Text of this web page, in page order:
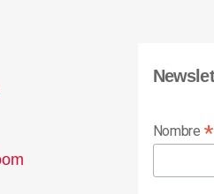
Nombre *